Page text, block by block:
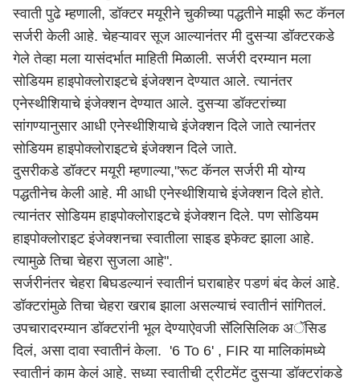
स्वाती पुढे म्हणाली, डॉक्टर मयूरीने चुकीच्या पद्धतीने माझी रूट कॅनल
सर्जरी केली आहे. चेहऱ्यावर सूज आल्यानंतर मी दुसऱ्या डॉक्टरकडे
गेले तेव्हा मला यासंदर्भात माहिती मिळाली. सर्जरी दरम्यान मला
सोडियम हाइपोक्लोराइटचे इंजेक्शन देण्यात आले. त्यानंतर
एनेस्थीशियाचे इंजेक्शन देण्यात आले. दुसऱ्या डॉक्टरांच्या
सांगण्यानुसार आधी एनेस्थीशियाचे इंजेक्शन दिले जाते त्यानंतर
सोडियम हाइपोक्लोराइटचे इंजेक्शन दिले जाते.
दुसरीकडे डॉक्टर मयूरी म्हणाल्या,"रूट कॅनल सर्जरी मी योग्य
पद्धतीनेच केली आहे. मी आधी एनेस्थीशियाचे इंजेक्शन दिले होते.
त्यानंतर सोडियम हाइपोक्लोराइटचे इंजेक्शन दिले. पण सोडियम
हाइपोक्लोराइट इंजेक्शनचा स्वातीला साइड इफेक्ट झाला आहे.
त्यामुळे तिचा चेहरा सुजला आहे".
सर्जरीनंतर चेहरा बिघडल्यानं स्वातीनं घराबाहेर पडणं बंद केलं आहे.
डॉक्टरांमुळे तिचा चेहरा खराब झाला असल्याचं स्वातीनं सांगितलं.
उपचारादरम्यान डॉक्टरांनी भूल देण्याऐवजी सॅलिसिलिक अॅसिड
दिलं, असा दावा स्वातीनं केला. '6 To 6' , FIR या मालिकांमध्ये
स्वातीनं काम केलं आहे. सध्या स्वातीची ट्रीटमेंट दुसऱ्या डॉक्टरांकडे